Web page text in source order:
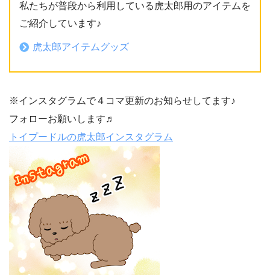
私たちが普段から利用している虎太郎用のアイテムを
ご紹介しています♪
虎太郎アイテムグッズ
※インスタグラムで４コマ更新のお知らせしてます♪
フォローお願いします♬
トイプードルの虎太郎インスタグラム